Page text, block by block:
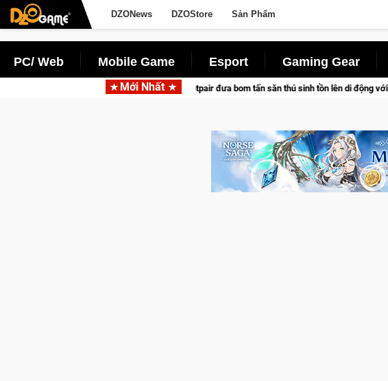
DZONews DZOStore Sản Phẩm
PC/ Web Mobile Game Esport Gaming Gear
Mới Nhất
hợp tác cùng Pocketpair đưa bom tấn săn thú sinh tồn lên di động với tên gọi Palworld Online